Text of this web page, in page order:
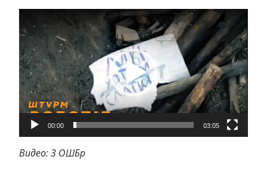
Видеоплеер
00:00 03:05
Видео: 3 ОШБр